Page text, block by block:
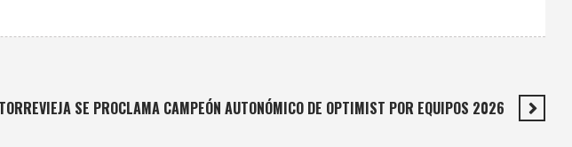
SE PROCLAMA CAMPEÓN AUTONÓMICO DE OPTIMIST POR EQUIPOS 2026